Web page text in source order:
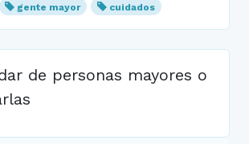
gente mayor cuidados
de personas mayores o